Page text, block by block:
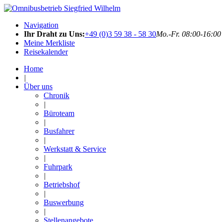
Navigation
Ihr Draht zu Uns:+49 (0)3 59 38 - 58 30Mo.-Fr. 08:00-
Meine Merkliste
Reisekalender
Home
|
Über uns
Chronik
|
Büroteam
|
Busfahrer
|
Werkstatt & Service
|
Fuhrpark
|
Betriebshof
|
Buswerbung
|
Stellenangebote